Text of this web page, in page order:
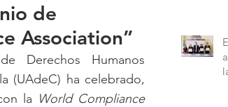
de
Association”
Derechos Humanos
(UAdeC) ha celebrado,
la World Compliance